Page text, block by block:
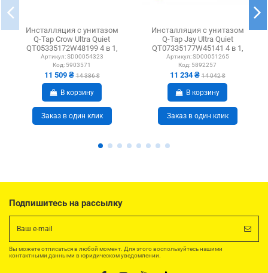
Инсталляция с унитазом
Q-Tap Crow Ultra Quiet
QT05335172W48199 4 в 1,
3/8 литра
Артикул: SD00054323
Код: 5903571
11 509 ₴14 386 ₴
В корзину
Заказ в один клик
Инсталляция с унитазом
Q-Tap Jay Ultra Quiet
QT07335177W45141 4 в 1,
3/8 литра
Артикул: SD00051265
Код: 5892257
11 234 ₴14 042 ₴
В корзину
Заказ в один клик
Подпишитесь на рассылку
Вы можете отписаться в любой момент. Для этого воспользуйтесь нашими
контактными данными в юридическом уведомлении.